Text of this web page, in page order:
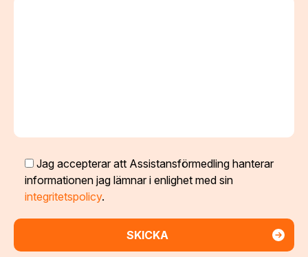
Jag accepterar att Assistansförmedling hanterar
informationen jag lämnar i enlighet med sin
integritetspolicy.